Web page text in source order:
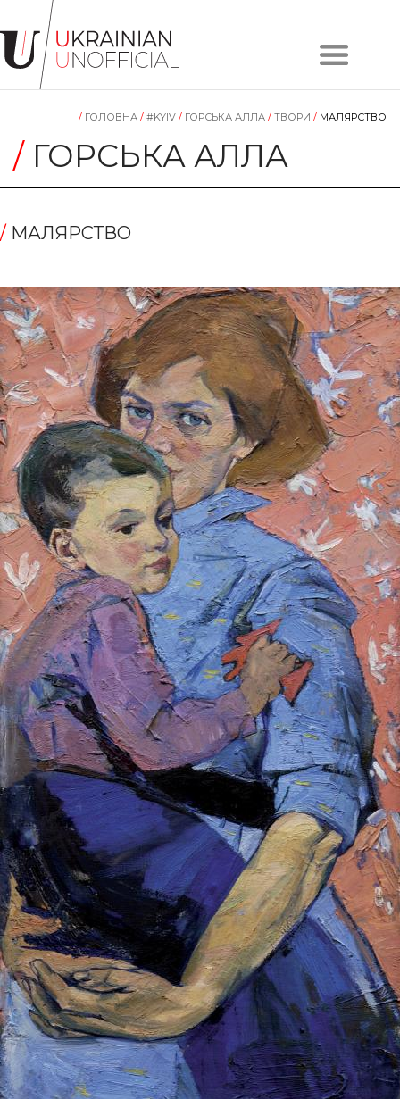
Головна
Твори
Колекції
Контакти
#KYIV
#LVIV
UA
ENG
/ ГОЛОВНА / #KYIV / ГОРСЬКА АЛЛА / TВОРИ / МАЛЯРСТВО
/ ГОРСЬКА АЛЛА
/ МАЛЯРСТВО